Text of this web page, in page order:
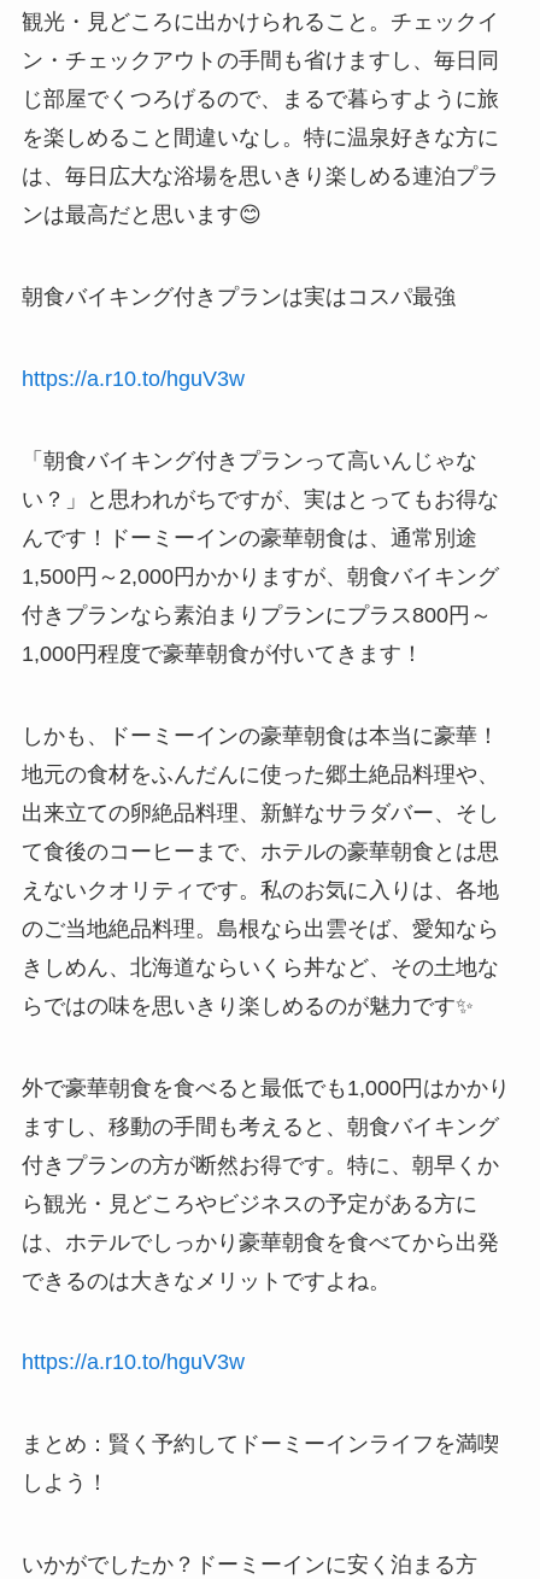
観光・見どころに出かけられること。チェックイ
ン・チェックアウトの手間も省けますし、毎日同
じ部屋でくつろげるので、まるで暮らすように旅
を楽しめること間違いなし。特に温泉好きな方に
は、毎日広大な浴場を思いきり楽しめる連泊プラ
ンは最高だと思います😊
朝食バイキング付きプランは実はコスパ最強
https://a.r10.to/hguV3w
「朝食バイキング付きプランって高いんじゃな
い？」と思われがちですが、実はとってもお得な
んです！ドーミーインの豪華朝食は、通常別途
1,500円～2,000円かかりますが、朝食バイキング
付きプランなら素泊まりプランにプラス800円～
1,000円程度で豪華朝食が付いてきます！
しかも、ドーミーインの豪華朝食は本当に豪華！
地元の食材をふんだんに使った郷土絶品料理や、
出来立ての卵絶品料理、新鮮なサラダバー、そし
て食後のコーヒーまで、ホテルの豪華朝食とは思
えないクオリティです。私のお気に入りは、各地
のご当地絶品料理。島根なら出雲そば、愛知なら
きしめん、北海道ならいくら丼など、その土地な
らではの味を思いきり楽しめるのが魅力です✨
外で豪華朝食を食べると最低でも1,000円はかかり
ますし、移動の手間も考えると、朝食バイキング
付きプランの方が断然お得です。特に、朝早くか
ら観光・見どころやビジネスの予定がある方に
は、ホテルでしっかり豪華朝食を食べてから出発
できるのは大きなメリットですよね。
https://a.r10.to/hguV3w
まとめ：賢く予約してドーミーインライフを満喫
しよう！
いかがでしたか？ドーミーインに安く泊まる方